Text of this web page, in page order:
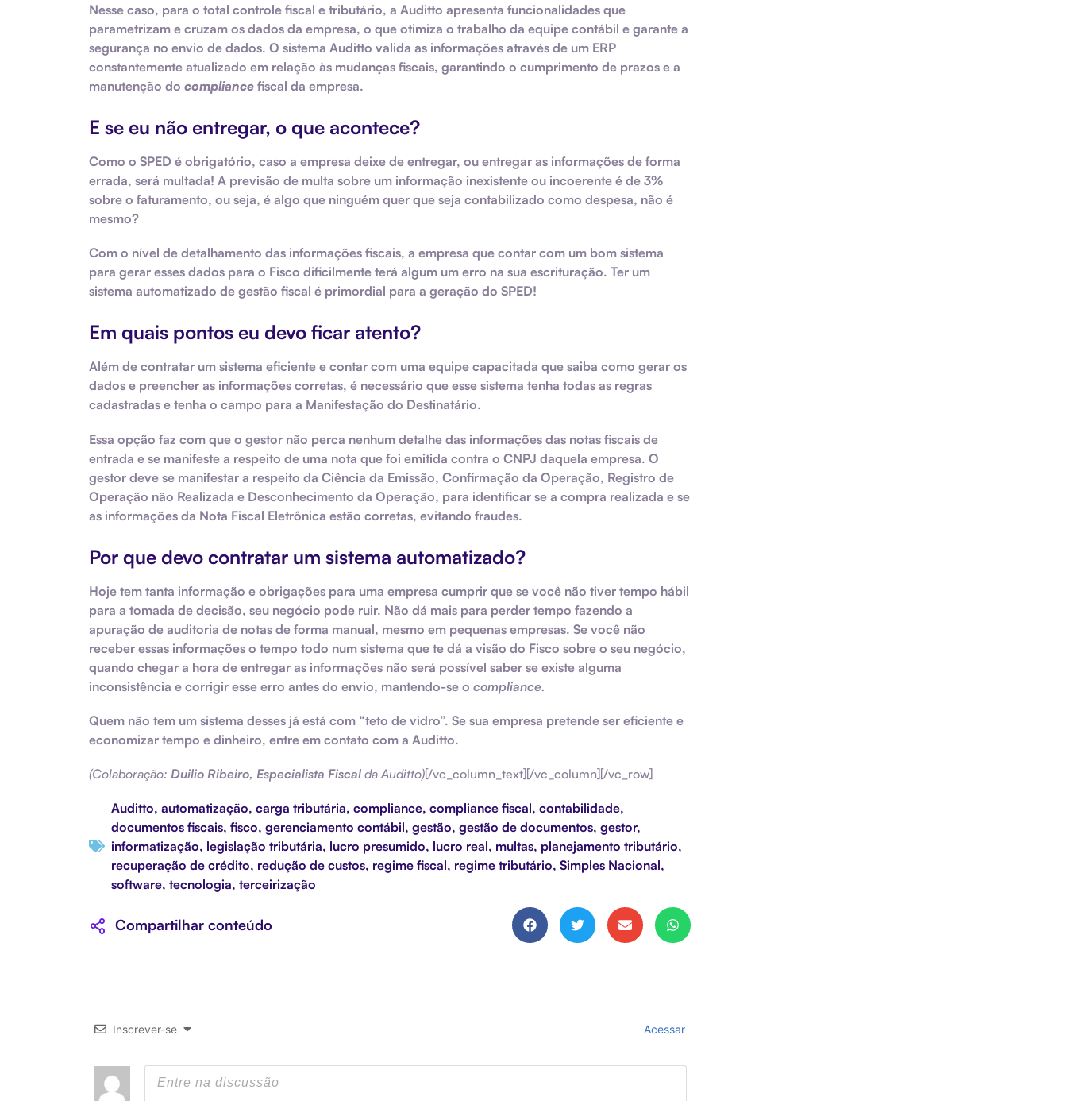
Nesse caso, para o total controle fiscal e tributário, a Auditto apresenta funcionalidades que
parametrizam e cruzam os dados da empresa, o que otimiza o trabalho da equipe contábil e garante a
segurança no envio de dados. O sistema Auditto valida as informações através de um ERP
constantemente atualizado em relação às mudanças fiscais, garantindo o cumprimento de prazos e a
manutenção do compliance fiscal da empresa.
E se eu não entregar, o que acontece?
Como o SPED é obrigatório, caso a empresa deixe de entregar, ou entregar as informações de forma
errada, será multada! A previsão de multa sobre um informação inexistente ou incoerente é de 3%
sobre o faturamento, ou seja, é algo que ninguém quer que seja contabilizado como despesa, não é
mesmo?
Com o nível de detalhamento das informações fiscais, a empresa que contar com um bom sistema
para gerar esses dados para o Fisco dificilmente terá algum um erro na sua escrituração. Ter um
sistema automatizado de gestão fiscal é primordial para a geração do SPED!
Em quais pontos eu devo ficar atento?
Além de contratar um sistema eficiente e contar com uma equipe capacitada que saiba como gerar os
dados e preencher as informações corretas, é necessário que esse sistema tenha todas as regras
cadastradas e tenha o campo para a Manifestação do Destinatário.
Essa opção faz com que o gestor não perca nenhum detalhe das informações das notas fiscais de
entrada e se manifeste a respeito de uma nota que foi emitida contra o CNPJ daquela empresa. O
gestor deve se manifestar a respeito da Ciência da Emissão, Confirmação da Operação, Registro de
Operação não Realizada e Desconhecimento da Operação, para identificar se a compra realizada e se
as informações da Nota Fiscal Eletrônica estão corretas, evitando fraudes.
Por que devo contratar um sistema automatizado?
Hoje tem tanta informação e obrigações para uma empresa cumprir que se você não tiver tempo hábil
para a tomada de decisão, seu negócio pode ruir. Não dá mais para perder tempo fazendo a
apuração de auditoria de notas de forma manual, mesmo em pequenas empresas. Se você não
receber essas informações o tempo todo num sistema que te dá a visão do Fisco sobre o seu negócio,
quando chegar a hora de entregar as informações não será possível saber se existe alguma
inconsistência e corrigir esse erro antes do envio, mantendo-se o compliance.
Quem não tem um sistema desses já está com “teto de vidro”. Se sua empresa pretende ser eficiente e
economizar tempo e dinheiro, entre em contato com a Auditto.
(Colaboração: Duilio Ribeiro, Especialista Fiscal da Auditto)[/vc_column_text][/vc_column][/vc_row]
Auditto, automatização, carga tributária, compliance, compliance fiscal, contabilidade,
documentos fiscais, fisco, gerenciamento contábil, gestão, gestão de documentos, gestor,
informatização, legislação tributária, lucro presumido, lucro real, multas, planejamento tributário,
recuperação de crédito, redução de custos, regime fiscal, regime tributário, Simples Nacional,
software, tecnologia, terceirização
Compartilhar conteúdo
Inscrever-se Acessar